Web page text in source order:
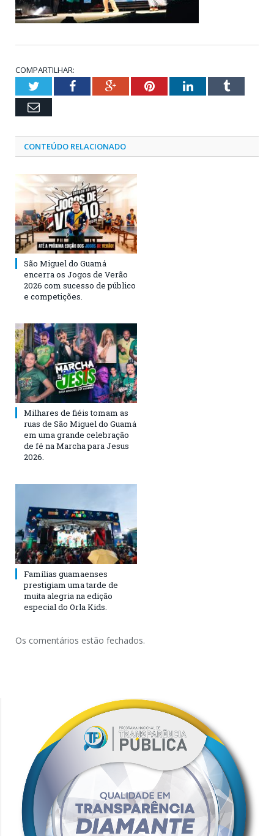
COMPARTILHAR:
TwitterFacebookGoogle+PinterestLinkedInTumblr
Email
CONTEÚDO RELACIONADO
São Miguel do Guamá
encerra os Jogos de Verão
2026 com sucesso de público
e competições.
Milhares de fiéis tomam as
ruas de São Miguel do Guamá
em uma grande celebração
de fé na Marcha para Jesus
2026.
Famílias guamaenses
prestigiam uma tarde de
muita alegria na edição
especial do Orla Kids.
Os comentários estão fechados.